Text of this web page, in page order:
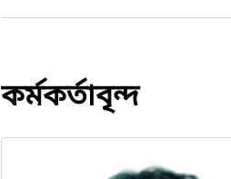
কর্মকর্তাবৃন্দ